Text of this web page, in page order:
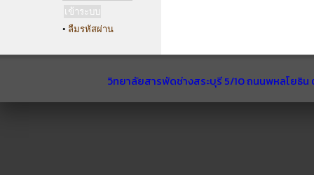
• ลืมรหัสผ่าน
วิทยาลัยสารพัดช่างสระบุรี 5/10 ถนนพหลโยธิ